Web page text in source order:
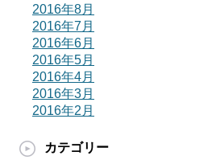
2016年8月
2016年7月
2016年6月
2016年5月
2016年4月
2016年3月
2016年2月
カテゴリー